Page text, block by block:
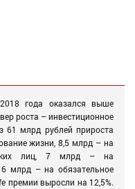
года оказался выше
роста – инвестиционное
61 млрд рублей прироста
жизни, 8,5 млрд – на
лиц, 7 млрд – на
6 млрд – на обязательное
премии выросли на 12,5%.